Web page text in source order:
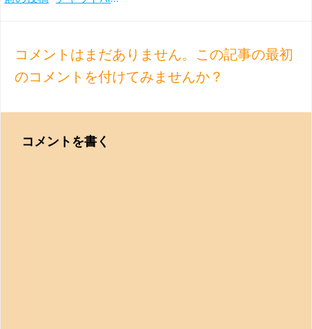
コメントはまだありません。この記事の最初
のコメントを付けてみませんか？
コメントを書く